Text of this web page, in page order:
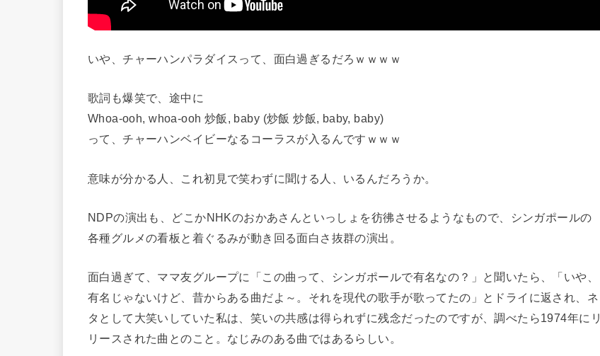
いや、チャーハンパラダイスって、面白過ぎるだろｗｗｗｗ
歌詞も爆笑で、途中に
Whoa-ooh, whoa-ooh 炒飯, baby (炒飯 炒飯, baby, baby)
って、チャーハンベイビーなるコーラスが入るんですｗｗｗ
意味が分かる人、これ初見で笑わずに聞ける人、いるんだろうか。
NDPの演出も、どこかNHKのおかあさんといっしょを彷彿させるようなもので、シンガポールの
各種グルメの看板と着ぐるみが動き回る面白さ抜群の演出。
面白過ぎて、ママ友グループに「この曲って、シンガポールで有名なの？」と聞いたら、「いや、
有名じゃないけど、昔からある曲だよ～。それを現代の歌手が歌ってたの」とドライに返され、ネ
タとして大笑いしていた私は、笑いの共感は得られずに残念だったのですが、調べたら1974年にリ
リースされた曲とのこと。なじみのある曲ではあるらしい。